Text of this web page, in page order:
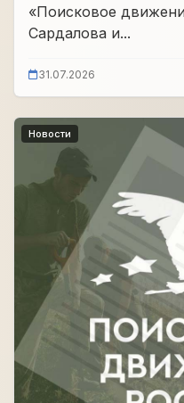
«Поисковое
Сардалова и...
31.07.2026
Новости